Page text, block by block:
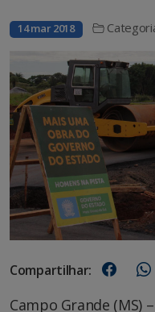
14 mar 2018
Compartilhar:
Campo Grande (MS)